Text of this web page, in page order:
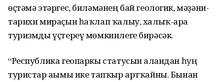
өҫтәмә этәргес, биләмәнең бай геологик, мәҙәни-
тарихи мираҫын һаҡлап ҡалыу, халыҡ-ара
туризмды үҫтереү мөмкинлеге бирәсәк.
“Республика геопаркы статусын алғандан һуң
туристар ағымы ике тапҡыр артҡайны. Бынан